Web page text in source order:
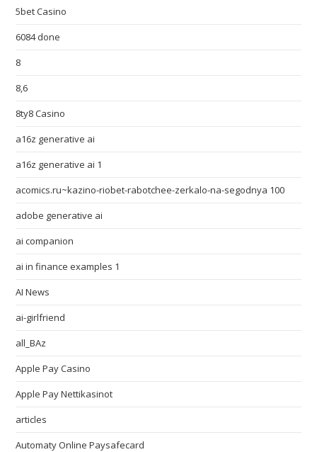
5bet Casino
6084 done
8
8,6
8ty8 Casino
a16z generative ai
a16z generative ai 1
acomics.ru~kazino-riobet-rabotchee-zerkalo-na-segodnya 100
adobe generative ai
ai companion
ai in finance examples 1
AI News
ai-girlfriend
all_BAz
Apple Pay Casino
Apple Pay Nettikasinot
articles
Automaty Online Paysafecard